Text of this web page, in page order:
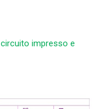
impresso e